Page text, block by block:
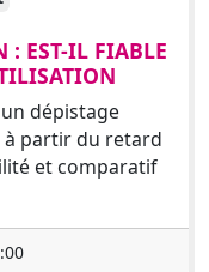
: EST-IL FIABLE
dépistage
partir du retard
et comparatif